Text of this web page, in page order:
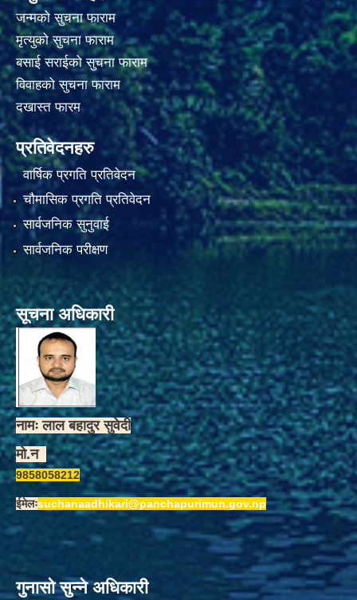
जन्मको सुचना फाराम
मृत्युको सुचना फाराम
बसाई सराईको सुचना फाराम
विवाहको सुचना फाराम
दखास्त फारम
प्रतिवेदनहरु
वार्षिक प्रगति प्रतिवेदन
चौमासिक प्रगति प्रतिवेदन
सार्वजनिक सुनुवाई
सार्वजनिक परीक्षण
सूचना अधिकारी
नामः लाल बहादुर सुवेदी
मो.न
9858058212
ईमेलःsuchanaadhikari@panchapurimun.gov.np
गुनासो सुन्ने अधिकारी